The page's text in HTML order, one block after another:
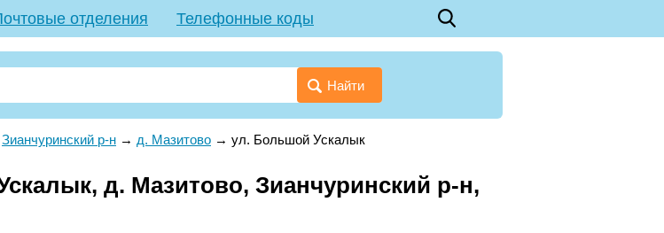
отделения Телефонные коды
Найти
Зианчуринский р-н → д. Мазитово → ул. Большой Ускалык
д. Мазитово, Зианчуринский р-н,